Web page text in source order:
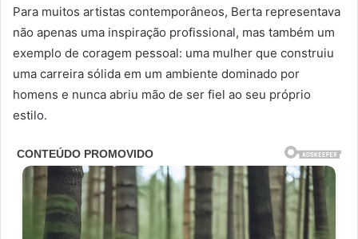
Para muitos artistas contemporâneos, Berta representava
não apenas uma inspiração profissional, mas também um
exemplo de coragem pessoal: uma mulher que construiu
uma carreira sólida em um ambiente dominado por
homens e nunca abriu mão de ser fiel ao seu próprio
estilo.